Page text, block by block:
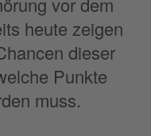
heute zeigen
dieser
Punkte
muss.